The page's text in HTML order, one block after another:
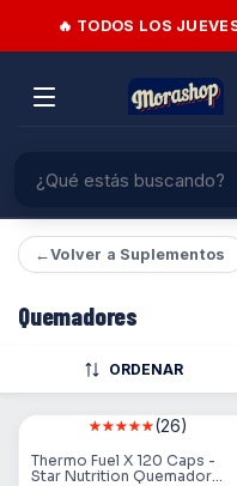
🔥 TODOS LOS
←Volver a Suplementos
Quemadores
ORDENAR
(26)
Thermo Fuel X 120 Caps -
Star Nutrition Quemador